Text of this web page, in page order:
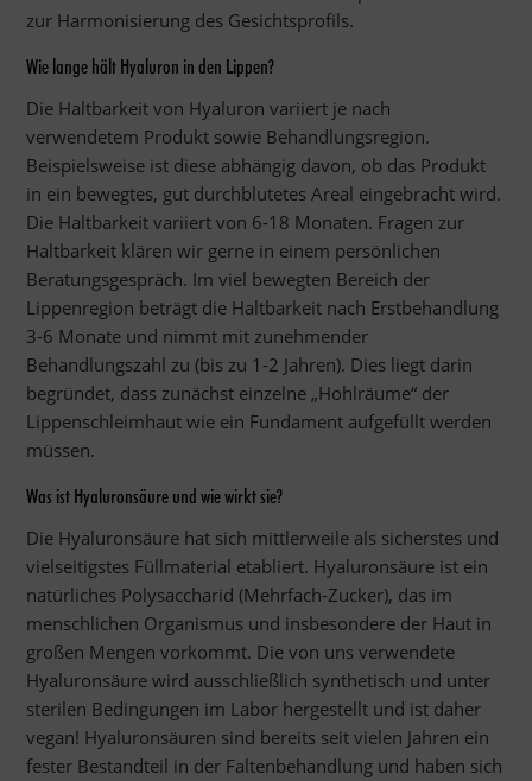
zur Harmonisierung des Gesichtsprofils.
Wie lange hält Hyaluron in den Lippen?
Die Haltbarkeit von Hyaluron variiert je nach
verwendetem Produkt sowie Behandlungsregion.
Beispielsweise ist diese abhängig davon, ob das Produkt
in ein bewegtes, gut durchblutetes Areal eingebracht wird.
Die Haltbarkeit variiert von 6-18 Monaten. Fragen zur
Haltbarkeit klären wir gerne in einem persönlichen
Beratungsgespräch. Im viel bewegten Bereich der
Lippenregion beträgt die Haltbarkeit nach Erstbehandlung
3-6 Monate und nimmt mit zunehmender
Behandlungszahl zu (bis zu 1-2 Jahren). Dies liegt darin
begründet, dass zunächst einzelne „Hohlräume“ der
Lippenschleimhaut wie ein Fundament aufgefüllt werden
müssen.
Was ist Hyaluronsäure und wie wirkt sie?
Die Hyaluronsäure hat sich mittlerweile als sicherstes und
vielseitigstes Füllmaterial etabliert. Hyaluronsäure ist ein
natürliches Polysaccharid (Mehrfach-Zucker), das im
menschlichen Organismus und insbesondere der Haut in
großen Mengen vorkommt. Die von uns verwendete
Hyaluronsäure wird ausschließlich synthetisch und unter
sterilen Bedingungen im Labor hergestellt und ist daher
vegan! Hyaluronsäuren sind bereits seit vielen Jahren ein
fester Bestandteil in der Faltenbehandlung und haben sich